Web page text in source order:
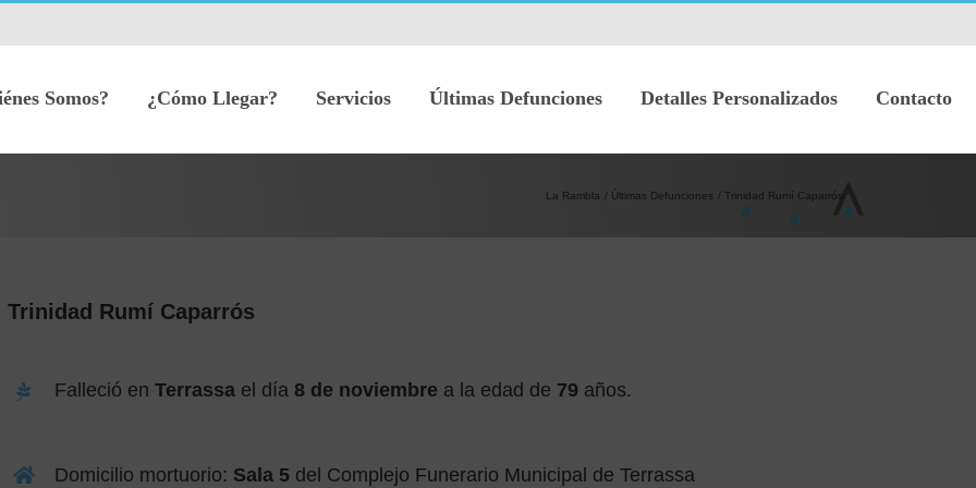
Somos? ¿Cómo Llegar? Servicios Últimas Defunciones Detalles Personalizados Contacto
La Rambla Últimas Defunciones Trinidad Rumí Caparrós
Trinidad Rumí Caparrós
Falleció enTerrassa el día 8 de noviembre a la edad de 79 años.
Domicilio mortuorio: Sala 5 del Complejo Funerario Municipal de Terrassa